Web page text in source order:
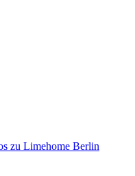
zu Limehome Berlin